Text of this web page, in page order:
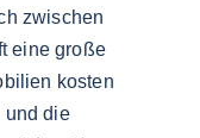
zwischen
eine große
kosten
und die